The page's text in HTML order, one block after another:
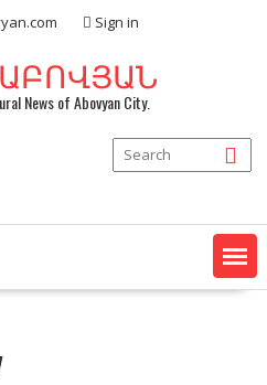
Sign in
ԱԲՈՎՅԱՆ
News of Abovyan City.